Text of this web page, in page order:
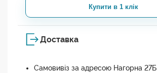
Купити в 1 клік
Доставка
Самовивіз за адресою Нагорна 27Б